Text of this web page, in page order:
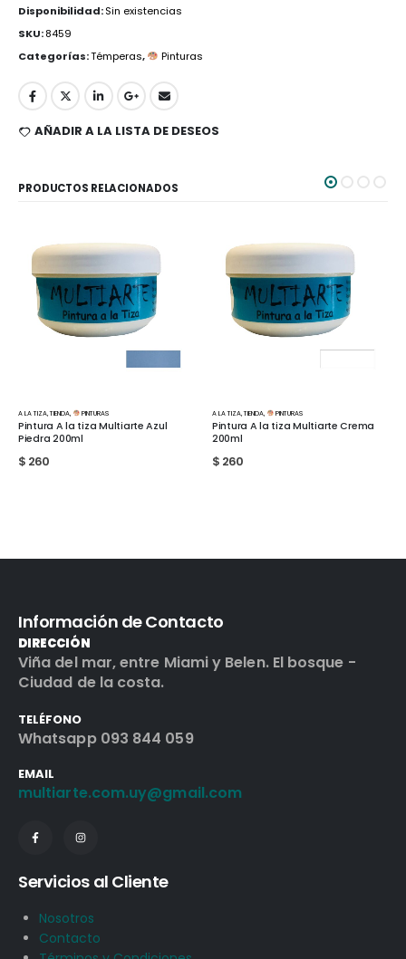
Disponibilidad:Sin existencias
SKU:8459
Categorías:Témperas, Pinturas
AÑADIR A LA LISTA DE DESEOS
PRODUCTOS RELACIONADOS
Multiarte Azul
PINTURAS
Pintura A la tiza Multiarte Crema
Pintura A la tiza
Información de Contacto
DIRECCIÓN
Viña del mar, entre Miami y Belen. El bosque -
Ciudad de la costa.
TELÉFONO
Whatsapp 093 844 059
EMAIL
multiarte.com.uy@gmail.com
Servicios al Cliente
Nosotros
Contacto